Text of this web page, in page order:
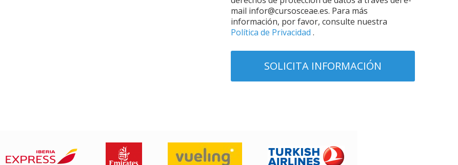
mail infor@cursosceae.es. Para más
información, por favor, consulte nuestra
Política de Privacidad.